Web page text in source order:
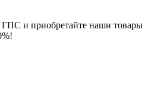
ГПС и приобретайте наши товары